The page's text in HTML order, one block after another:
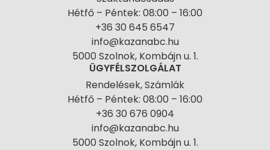
Hétfő – Péntek: 08:00 – 16:00
+36 30 645 6547
info@kazanabc.hu
5000 Szolnok, Kombájn u. 1.
ÜGYFÉLSZOLGÁLAT
Rendelések, Számlák
Hétfő – Péntek: 08:00 – 16:00
+36 30 676 0904
info@kazanabc.hu
5000 Szolnok, Kombájn u. 1.